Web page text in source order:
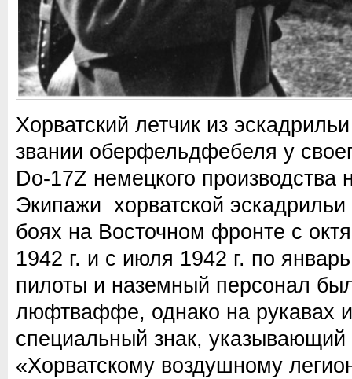
Хорватский летчик из
звании оберфельдфебеля у
Do-17Z немецкого
Экипажи хорватской эскадрильи
боях на Восточном фронте с
1942 г. и с июля 1942 г. по
пилоты и наземный персонал
люфтваффе, однако на рукавах
специальный знак,
«Хорватскому воздушному